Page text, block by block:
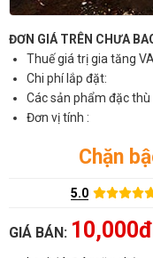
ĐƠN GIÁ TRÊN CHƯA
Thuế giá trị gia tăng
Chi phí lắp đặt:
Các sản phẩm đặc thù
Đơn vị tính :
Chặn
5.0
GIÁ BÁN: 10,000đ